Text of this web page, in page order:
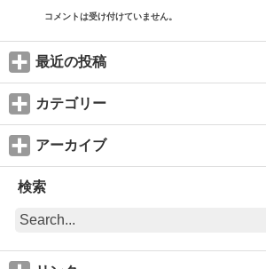
コメントは受け付けていません。
最近の投稿
カテゴリー
アーカイブ
検索